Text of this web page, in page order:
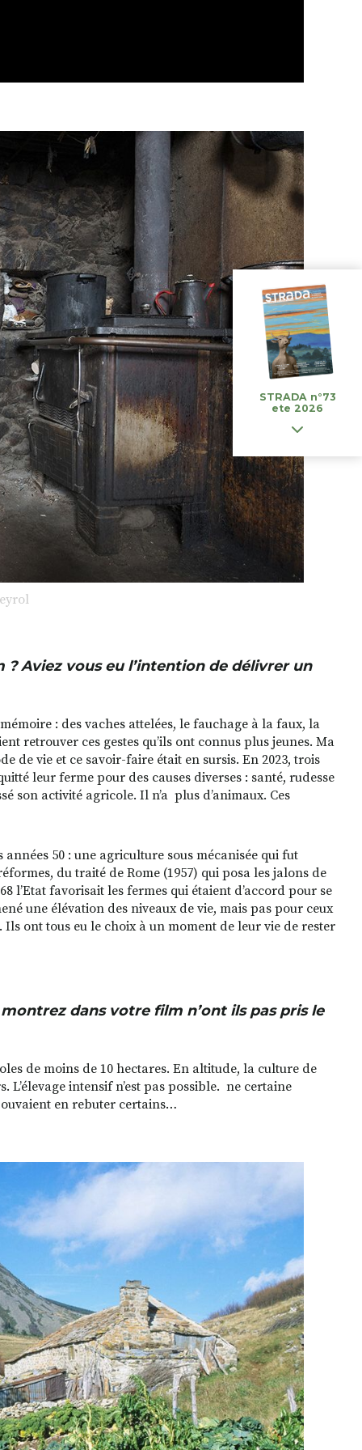
Aviez vous eu l’intention de délivrer un
: des vaches attelées, le fauchage à la faux, la
retrouver ces gestes qu’ils ont connus plus jeunes. Ma
de vie et ce savoir-faire était en sursis. En 2023, trois
leur ferme pour des causes diverses : santé, rudesse
son activité agricole. Il n’a plus d’animaux. Ces
50 : une agriculture sous mécanisée qui fut
du traité de Rome (1957) qui posa les jalons de
favorisait les fermes qui étaient d’accord pour se
une élévation des niveaux de vie, mais pas pour ceux
Ils ont tous eu le choix à un moment de leur vie de rester
dans votre film n’ont ils pas pris le
de moins de 10 hectares. En altitude, la culture de
L’élevage intensif n’est pas possible. ne certaine
en rebuter certains…
STRADA n°73
ete 2026